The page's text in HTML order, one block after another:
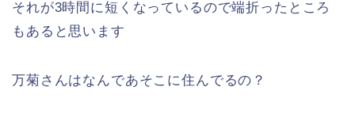
それが3時間に短くなっているので端折ったところ
もあると思います
万菊さんはなんであそこに住んでるの？